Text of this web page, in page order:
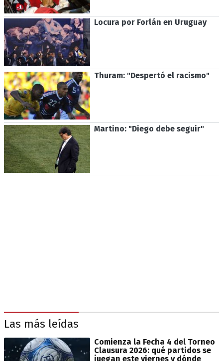
Locura por Forlán en Uruguay
Thuram: "Despertó el racismo"
Martino: "Diego debe seguir"
Las más leídas
Comienza la Fecha 4 del Torneo
Clausura 2026: qué partidos se
juegan este viernes y dónde